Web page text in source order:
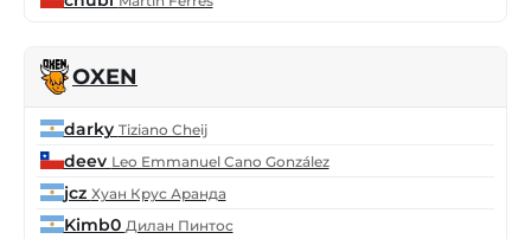
OXEN
darky Tiziano Cheij
deev Leo Emmanuel Cano González
jcz Хуан Крус Аранда
Kimb0 Дилан Пинтос